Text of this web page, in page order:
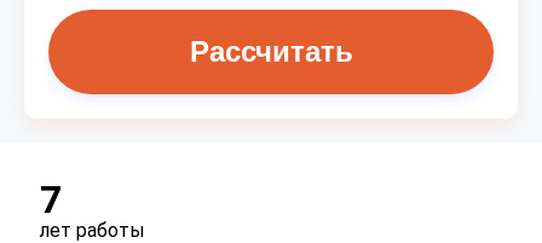
Рассчитать
7
лет работы